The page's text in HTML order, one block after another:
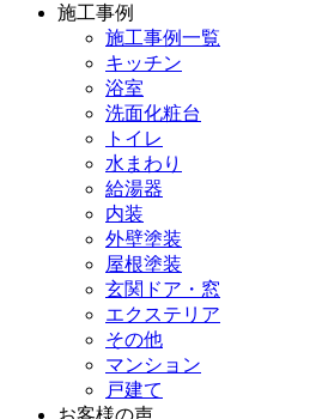
施工事例
施工事例一覧
キッチン
浴室
洗面化粧台
トイレ
水まわり
給湯器
内装
外壁塗装
屋根塗装
玄関ドア・窓
エクステリア
その他
マンション
戸建て